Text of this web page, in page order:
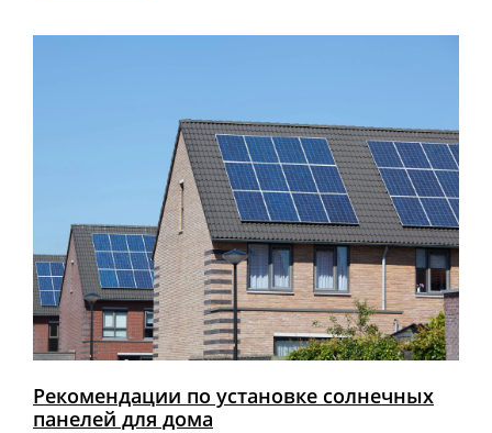
Рекомендации по установке солнечных
панелей для дома